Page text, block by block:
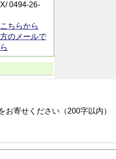
0494-26-
ちらから
のメールで
お寄せください（200字以内）